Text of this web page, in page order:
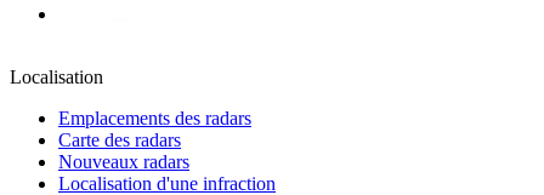
Localisation
Emplacements des radars
Carte des radars
Nouveaux radars
Localisation d'une infraction